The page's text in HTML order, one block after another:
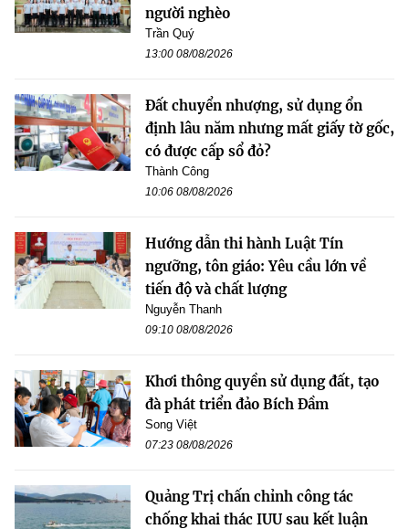
người nghèo
Trần Quý
13:00 08/08/2026
Đất chuyển nhượng, sử dụng ổn
định lâu năm nhưng mất giấy tờ gốc,
có được cấp sổ đỏ?
Thành Công
10:06 08/08/2026
Hướng dẫn thi hành Luật Tín
ngưỡng, tôn giáo: Yêu cầu lớn về
tiến độ và chất lượng
Nguyễn Thanh
09:10 08/08/2026
Khơi thông quyền sử dụng đất, tạo
đà phát triển đảo Bích Đầm
Song Việt
07:23 08/08/2026
Quảng Trị chấn chỉnh công tác
chống khai thác IUU sau kết luận